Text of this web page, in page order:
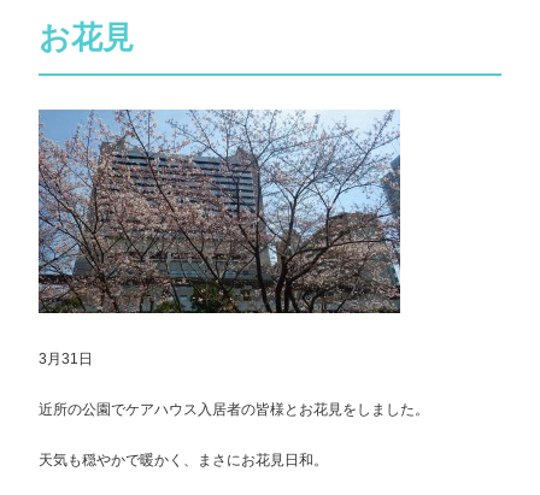
お花見
3月31日
近所の公園でケアハウス入居者の皆様とお花見をしました。
天気も穏やかで暖かく、まさにお花見日和。